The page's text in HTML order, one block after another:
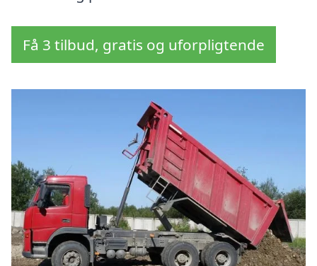
Få 3 tilbud, gratis og uforpligtende